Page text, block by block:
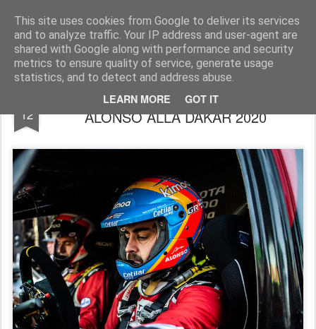
This site uses cookies from Google to deliver its services
and to analyze traffic. Your IP address and user-agent are
shared with Google along with performance and security
metrics to ensure quality of service, generate usage
statistics, and to detect and address abuse.
LEARN MORE GOT IT
AutoMotoCorse. Motorsport Random News 280912
12
CETILAR RACING CON FERNANDO
ALONSO ALLA DAKAR 2020